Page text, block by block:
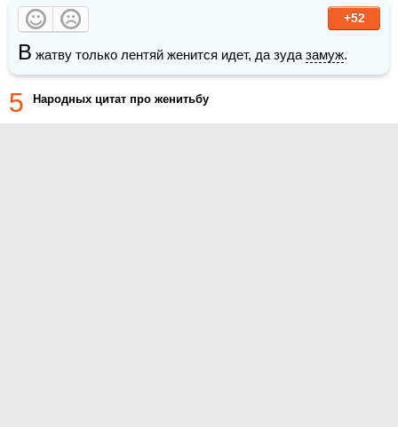
+52
В жатву только лентяй женится идет, да зуда замуж.
5 Народных цитат про женитьбу